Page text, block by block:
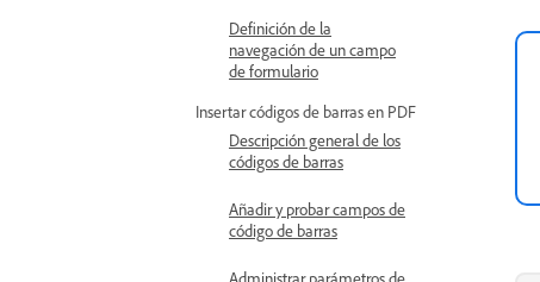
Definición de la
navegación de un campo
de formulario
Insertar códigos de barras en PDF
Descripción general de los
códigos de barras
Añadir y probar campos de
código de barras
Administrar parámetros de